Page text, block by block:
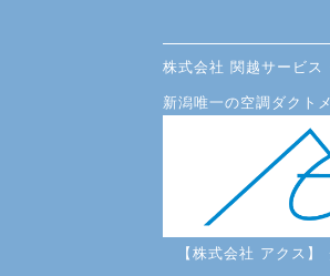
株式会社 関越サービ
新潟唯一の空調ダクト
【株式会社 アクス